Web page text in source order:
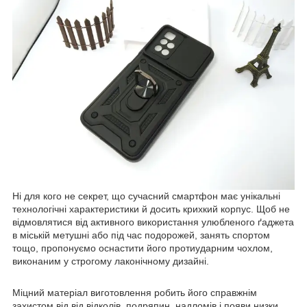
Ні для кого не секрет, що сучасний смартфон має унікальні
технологічні характеристики й досить крихкий корпус. Щоб не
відмовлятися від активного використання улюбленого ґаджета
в міській метушні або під час подорожей, занять спортом
тощо, пропонуємо оснастити його протиударним чохлом,
виконаним у строгому лаконічному дизайні.
Міцний матеріал виготовлення робить його справжнім